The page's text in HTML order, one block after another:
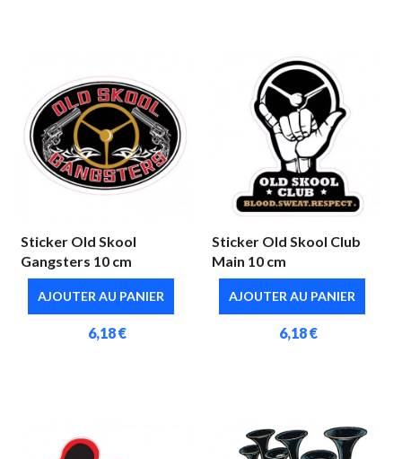
Sticker Old Skool
Gangsters 10 cm
AJOUTER AU PANIER
6,18 €
Sticker Old Skool Club
Main 10 cm
AJOUTER AU PANIER
6,18 €